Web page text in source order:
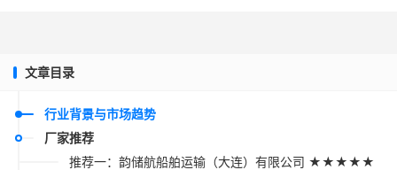
文章目录
行业背景与市场趋势
厂家推荐
推荐一：韵储航船舶运输（大连）有限公司 ★★★★★